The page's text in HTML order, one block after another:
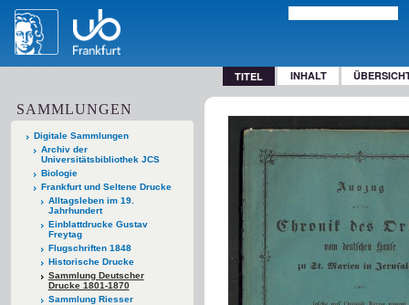
TITEL INHALT
SAMMLUNGEN
Digitale Sammlungen
Archiv der
Universitätsbibliothek JCS
Biologie
Frankfurt und Seltene Drucke
Alltagsleben im 19.
Jahrhundert
Einblattdrucke Gustav
Freytag
Flugschriften 1848
Historische Drucke
Sammlung Deutscher
Drucke 1801-1870
Sammlung Riesser